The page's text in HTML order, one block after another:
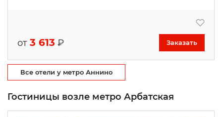
от 3 613 ₽ Заказать
Все отели у метро Аннино
Гостиницы возле метро Арбатская